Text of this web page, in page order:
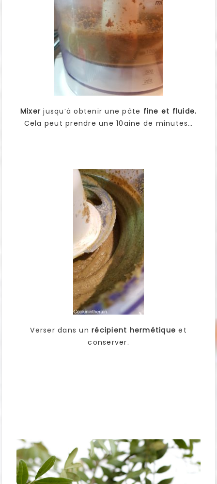
Mixer jusqu’à obtenir une pâte fine et fluide.
Cela peut prendre une 10aine de minutes…
Verser dans un récipient hermétique et
conserver.